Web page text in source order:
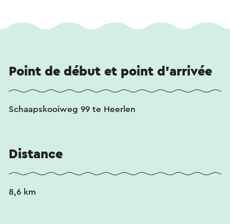
Point de début et point d'arrivée
Schaapskooiweg 99 te Heerlen
Distance
8,6 km